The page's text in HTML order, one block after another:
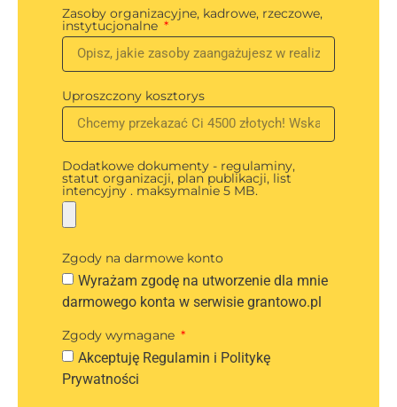
Zasoby organizacyjne, kadrowe, rzeczowe,
instytucjonalne
Uproszczony kosztorys
Dodatkowe dokumenty - regulaminy,
statut organizacji, plan publikacji, list
intencyjny . maksymalnie 5 MB.
Zgody na darmowe konto
Wyrażam zgodę na utworzenie dla mnie
darmowego konta w serwisie grantowo.pl
Zgody wymagane
Akceptuję Regulamin i Politykę
Prywatności